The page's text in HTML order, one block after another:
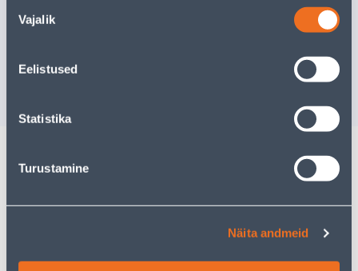
valik
Vajalik
Eelistused
Statistika
Turustamine
Näita andmeid
Sarnased tooted
2,4M
.99 €
2.39 €